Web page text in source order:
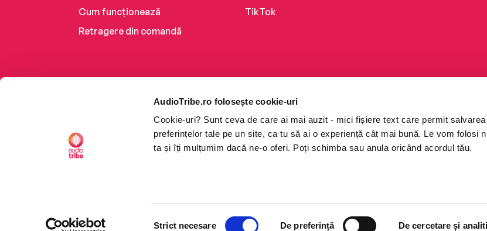
AudioTribe.ro folosește cookie-uri
Cookie-uri? Sunt ceva de care ai mai auzit - mici fișiere text care permit
preferințelor tale pe un site, ca tu să ai o experiență cât mai bună. Le vom folosi
ta și îți mulțumim dacă ne-o oferi. Poți schimba sau anula oricând acordul tău.
Strict necesare De preferință De cercetare și
Cum funcționează
Retragere din comandă
TikTok
©2026 Nemo EPG SRL. Toate drepturile rezervate.